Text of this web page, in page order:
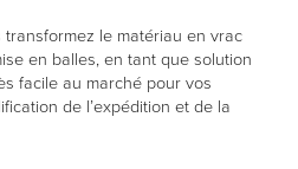
le matériau en vrac
en balles, en tant que solution
facile au marché pour vos
de l’expédition et de la
utilisation.
Expérience